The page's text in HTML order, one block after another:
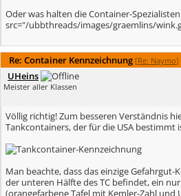
Oder was halten die Container-
src="/ubbthreads/images/graemlins/
Re: Container Kennzeichnung [Re: Naymo]
UHeins
Meister aller Klassen
Völlig richtig! Zum besseren Verständnis
Tankcontainers, der für die USA bestimmt
Man beachte, dass das einzige Gefahrgut-
der unteren Hälfte des TC befindet, ein
(orangefarbene Tafel mit Kemler-Zahl und